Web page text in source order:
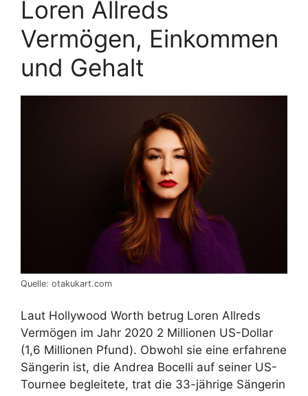
Loren Allreds
Vermögen, Einkommen
und Gehalt
Quelle: otakukart.com
Laut Hollywood Worth betrug Loren Allreds
Vermögen im Jahr 2020 2 Millionen US-Dollar
(1,6 Millionen Pfund). Obwohl sie eine erfahrene
Sängerin ist, die Andrea Bocelli auf seiner US-
Tournee begleitete, trat die 33-jährige Sängerin